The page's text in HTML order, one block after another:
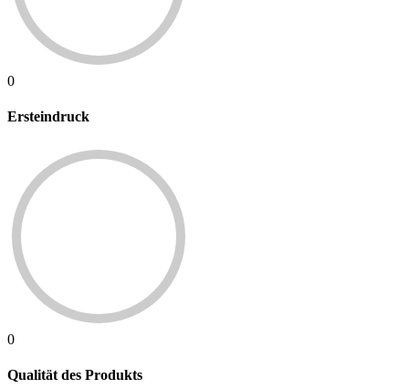
0
Ersteindruck
0
Qualität des Produkts